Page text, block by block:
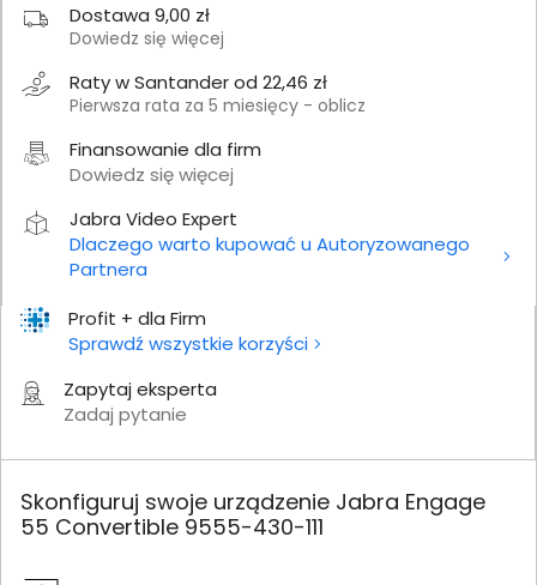
Profit + dla Firm
Sprawdź wszystkie korzyści
Zapytaj eksperta
Zadaj pytanie
Dostawa 9,00 zł
Dowiedz się więcej
Raty w Santander od 22,46 zł
Pierwsza rata za 5 miesięcy - oblicz
Finansowanie dla firm
Dowiedz się więcej
Jabra Video Expert
Dlaczego warto kupować u Autoryzowanego
Partnera
Skonfiguruj swoje urządzenie Jabra Engage
55 Convertible 9555-430-111